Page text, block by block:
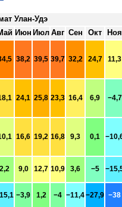
Улан-Удэ
Июн Июл Авг Сен Окт
Ноя
38,2 39,5 39,7 32,2 24,7 11,3
24,1 25,8 23,3 16,4 6,9 −4,7
16,6 19,2 16,8 9,3 0,1
2,2 9,0 12,7 10,9 3,6 −5
−3,9 1,2 −4 −11,4−27,9 −38